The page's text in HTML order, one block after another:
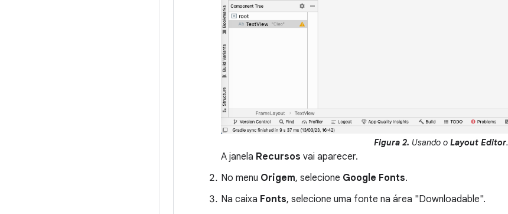
Figura 2. Usando o Layout Editor.
A janela Recursos vai aparecer.
No menu Origem, selecione Google Fonts.
Na caixa Fonts, selecione uma fonte na área "Downloadable".